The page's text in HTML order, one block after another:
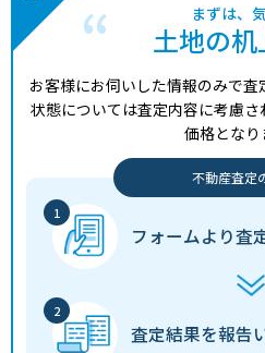
まずは、
土地の
お客様にお伺いした情報のみで査
状態については査定内容に考慮
価格となり
不動産査定
フォームより査
査定結果を報告